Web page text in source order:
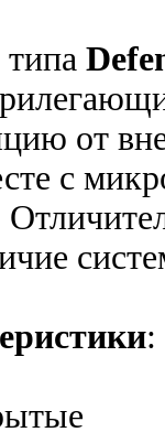
от
с
: